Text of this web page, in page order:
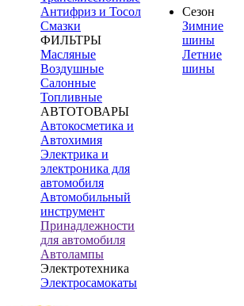
Антифриз и Тосол
Смазки
ФИЛЬТРЫ
Масляные
Воздушные
Салонные
Топливные
АВТОТОВАРЫ
Автокосметика и
Автохимия
Электрика и
электроника для
автомобиля
Автомобильный
инструмент
Принадлежности
для автомобиля
Автолампы
Электротехника
Электросамокаты
Сезон
Зимние
шины
Летние
шины